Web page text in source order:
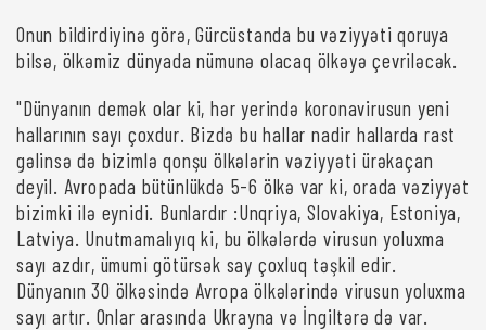
Onun bildirdiyinə görə, Gürcüstanda bu vəziyyəti qoruya
bilsə, ölkəmiz dünyada nümunə olacaq ölkəyə çevriləcək.
"Dünyanın demək olar ki, hər yerində koronavirusun yeni
hallarının sayı çoxdur. Bizdə bu hallar nadir hallarda rast
gəlinsə də bizimlə qonşu ölkələrin vəziyyəti ürəkaçan
deyil. Avropada bütünlükdə 5-6 ölkə var ki, orada vəziyyət
bizimki ilə eynidi. Bunlardır :Unqriya, Slovakiya, Estoniya,
Latviya. Unutmamalıyıq ki, bu ölkələrdə virusun yoluxma
sayı azdır, ümumi götürsək say çoxluq təşkil edir.
Dünyanın 30 ölkəsində Avropa ölkələrində virusun yoluxma
sayı artır. Onlar arasında Ukrayna və İngiltərə də var.